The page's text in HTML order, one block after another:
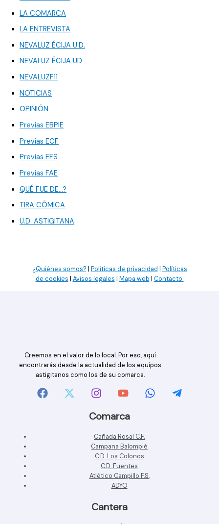
LA COMARCA
LA ENTREVISTA
NEVALUZ ÉCIJA U.D.
NEVALUZ ÉCIJA UD
NEVALUZF11
NOTICIAS
OPINIÓN
Previas EBPIE
Previas ECF
Previas EFS
Previas FAE
QUÉ FUE DE…?
TIRA CÓMICA
U.D. ASTIGITANA
¿Quiénes somos? | Políticas de privacidad | Políticas
de cookies | Avisos legales | Mapa web | Contacto
Creemos en el valor de lo local. Por eso, aquí
encontrarás desde la actualidad de los equipos
astigitanos como los de su comarca.
Comarca
Cañada Rosal C.F.
Campana Balompié
C.D. Los Colonos
C.D. Fuentes
Atlético Campillo F.S.
ADYO
Cantera